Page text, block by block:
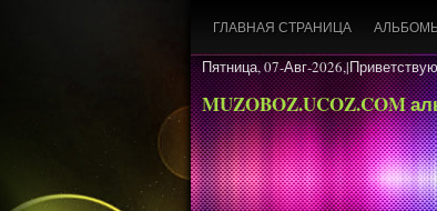
ГЛАВНАЯ СТРАНИЦА
Пятница, 07-Авг-2026,|
MUZOBOZ.UCOZ.COM